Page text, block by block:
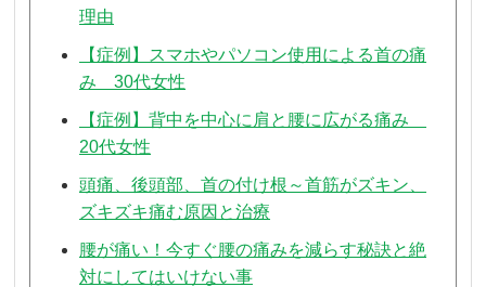
理由
【症例】スマホやパソコン使用による首の痛
み 30代女性
【症例】背中を中心に肩と腰に広がる痛み
20代女性
頭痛、後頭部、首の付け根～首筋がズキン、
ズキズキ痛む原因と治療
腰が痛い！今すぐ腰の痛みを減らす秘訣と絶
対にしてはいけない事